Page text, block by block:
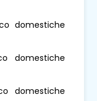
domestiche
domestiche
domestiche